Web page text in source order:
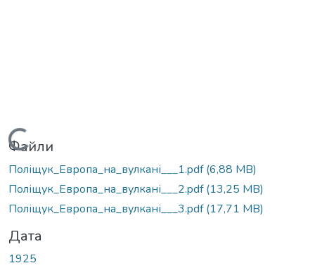
Вантажиться...
Файли
Поліщук_Европа_на_вулкані___1.pdf(6,88 MB)
Поліщук_Европа_на_вулкані___2.pdf(13,25 MB)
Поліщук_Европа_на_вулкані___3.pdf(17,71 MB)
Дата
1925